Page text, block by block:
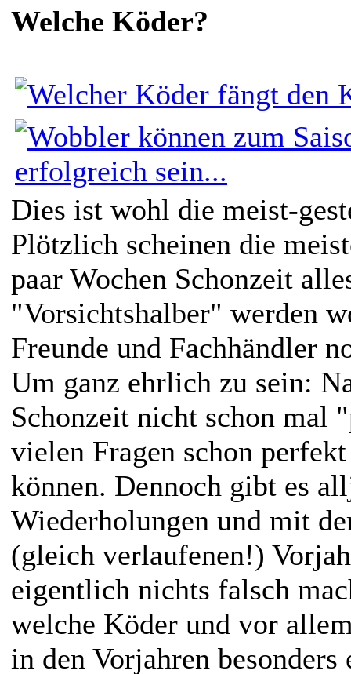
Welche Köder?
Dies ist wohl die meist-
Plötzlich scheinen die
paar Wochen Schonzeit
"Vorsichtshalber" werden
Freunde und Fachhändler
Um ganz ehrlich zu sein:
Schonzeit nicht schon mal
vielen Fragen schon
können. Dennoch gibt es
Wiederholungen und mit
(gleich verlaufenen!)
eigentlich nichts falsch
welche Köder und vor
in den Vorjahren